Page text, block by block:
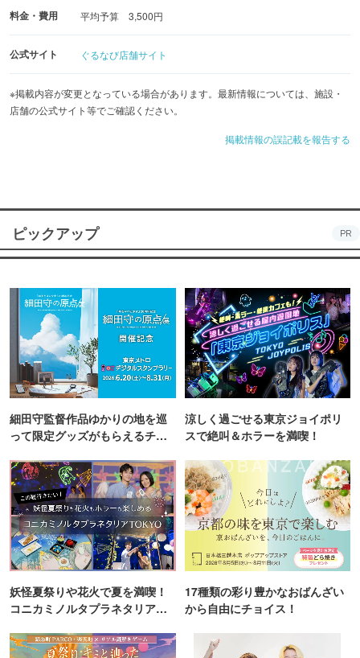
料金・費用 平均予算 3,500円
公式サイト ぐるなび店舗サイト
※掲載内容が変更となっている場合があります。最新情報については、施設・
店舗の公式サイト等でご確認ください。
掲載情報の誤記載を報告する
ピックアップ PR
細田守監督作品ゆかりの地を巡
って限定グッズがもらえるチャ
涼しく過ごせる東京ジョイポリ
スで絶叫＆ホラーを満喫！
妖怪夏祭りや花火で夏を満喫！
コニカミノルタプラネタリア
17種類の彩り豊かなおばんざい
から自由にチョイス！